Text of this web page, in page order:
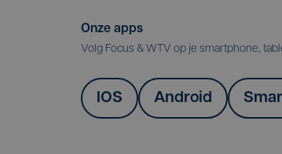
Onze apps
Volg Focus & WTV op je smartphone,
IOS Android